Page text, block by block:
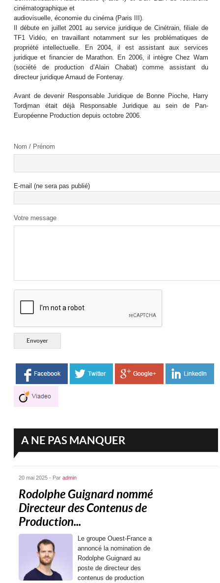
cinématographique et
audiovisuelle, économie du cinéma (Paris III).
Il débute en juillet 2001 au service juridique de Cinétrain, filiale de
TF1 Vidéo, en travaillant notamment sur les problématiques de
propriété intellectuelle. En 2004, il est assistant aux services
juridique et financier de Marathon. En 2006, il intègre Chez Wam
(société de production d’Alain Chabat) comme assistant du
directeur juridique Arnaud de Fontenay.
Avant de devenir Responsable Juridique de Bonne Pioche, Harry
Tordjman était déjà Responsable Juridique au sein de Pan-
Européenne Production depuis octobre 2006.
Nom / Prénom
E-mail (ne sera pas publié)
Votre message
A NE PAS MANQUER
20 mai 2025 - Paradmin
Rodolphe Guignard nommé
Directeur des Contenus de
Production...
Le groupe Ouest-France a
annoncé la nomination de
Rodolphe Guignard au
poste de directeur des
contenus de production